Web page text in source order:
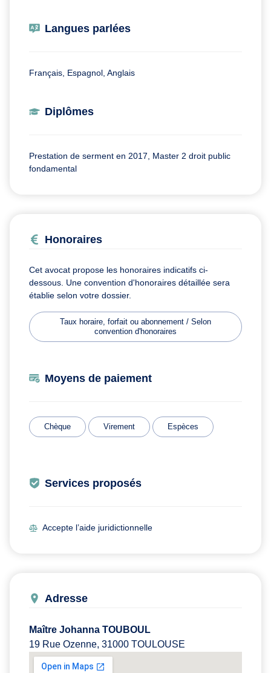
Langues parlées
Français, Espagnol, Anglais
Diplômes
Prestation de serment en 2017, Master 2 droit public
fondamental
Honoraires
Cet avocat propose les honoraires indicatifs ci-
dessous. Une convention d'honoraires détaillée sera
établie selon votre dossier.
Taux horaire, forfait ou abonnement / Selon
convention d'honoraires
Moyens de paiement
Chèque Virement Espèces
Services proposés
Accepte l’aide juridictionnelle
Adresse
Maître Johanna TOUBOUL
19 Rue Ozenne, 31000 TOULOUSE